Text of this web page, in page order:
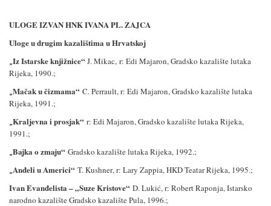
ULOGE IZVAN HNK IVANA PL. ZAJCA
Uloge u drugim kazalištima u Hrvatskoj
Iz Istarske knjižnice“J. Mikac, r: Edi Majaron, Gradsko kazalište lutaka
Rijeka, 1990.;
Mačak u čizmama“ C. Perrault, r: Edi Majaron, Gradsko kazalište lutaka
Rijeka, 1991.;
Kraljevna i prosjak“ r: Edi Majaron, Gradsko kazalište lutaka Rijeka,
1991.;
Bajka o zmaju“ Gradsko kazalište lutaka Rijeka, 1992.;
Anđeli u Americi“ T. Kushner, r: Lary Zappia, HKD Teatar Rijeka, 1995.;
Ivan Evanđelista – „Suze Kristove“ D. Lukić, r: Robert Raponja, Istarsko
narodno kazalište Gradsko kazalište Pula, 1996.;